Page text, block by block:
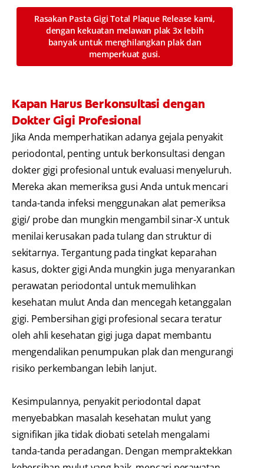
Rasakan Pasta Gigi Total Plaque Release kami,
dengan kekuatan melawan plak 3x lebih
banyak untuk menghilangkan plak dan
memperkuat gusi.
Kapan Harus Berkonsultasi dengan
Dokter Gigi Profesional
Jika Anda memperhatikan adanya gejala penyakit
periodontal, penting untuk berkonsultasi dengan
dokter gigi profesional untuk evaluasi menyeluruh.
Mereka akan memeriksa gusi Anda untuk mencari
tanda-tanda infeksi menggunakan alat pemeriksa
gigi/ probe dan mungkin mengambil sinar-X untuk
menilai kerusakan pada tulang dan struktur di
sekitarnya. Tergantung pada tingkat keparahan
kasus, dokter gigi Anda mungkin juga menyarankan
perawatan periodontal untuk memulihkan
kesehatan mulut Anda dan mencegah ketanggalan
gigi. Pembersihan gigi profesional secara teratur
oleh ahli kesehatan gigi juga dapat membantu
mengendalikan penumpukan plak dan mengurangi
risiko perkembangan lebih lanjut.
Kesimpulannya, penyakit periodontal dapat
menyebabkan masalah kesehatan mulut yang
signifikan jika tidak diobati setelah mengalami
tanda-tanda peradangan. Dengan mempraktekkan